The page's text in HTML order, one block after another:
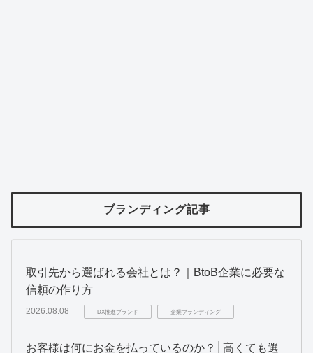
ブランディング記事
取引先から選ばれる会社とは？｜BtoB企業に必要な
信頼の作り方
2026.08.08 DX推進ブランド 企業ブランディング
お客様は何にお金を払っているのか？│高くても選